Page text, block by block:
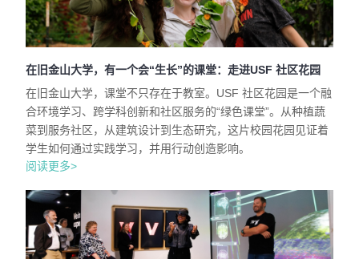
在旧金山大学，有一个会“生长”的课堂：走进USF 社区花园
在旧金山大学，课堂不只存在于教室。USF 社区花园是一个融
合环境学习、跨学科创新和社区服务的“绿色课堂”。从种植蔬
菜到服务社区，从建筑设计到生态研究，这片校园花园见证着
学生如何通过实践学习，并用行动创造影响。
阅读更多>